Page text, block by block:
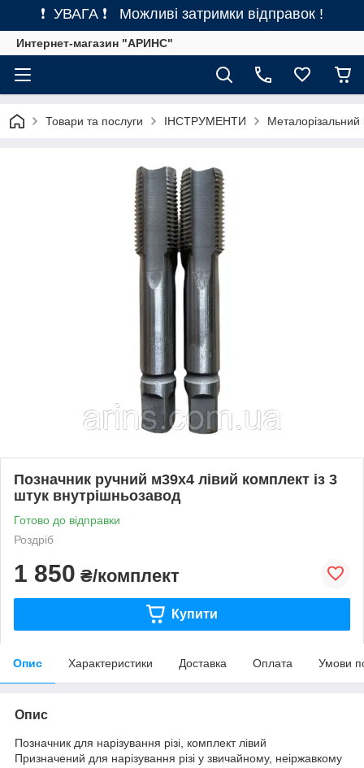
❗ УВАГА ❗ Можливі затримки відправок !
Интернет-магазин "АРИНС"
Товари та послуги ІНСТРУМЕНТИ Металорізальний
Позначник ручний м39х4 лівий комплект із 3
штук внутрішньозавод
Готово до відправки
Роздріб
1 850 ₴/комплект
Купити
Опис Характеристики Доставка Оплата Умови
Опис
Позначник для нарізування різі, комплект лівий
Призначений для нарізування різі у звичайному, неіржавкому